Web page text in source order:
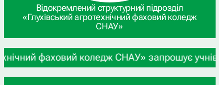
Відокремлений структурний підрозділ
«Глухівський агротехнічний фаховий коледж
СНАУ»
коледж СНАУ» запрошує учнів 9-х та